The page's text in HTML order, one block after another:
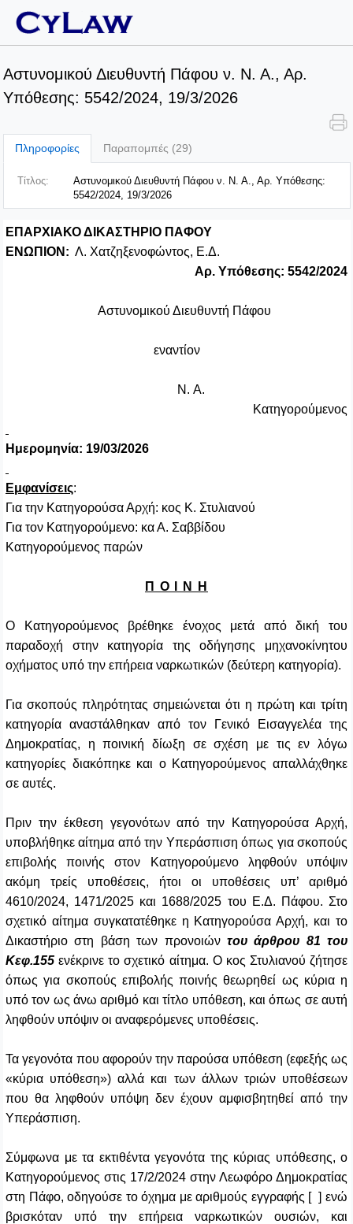
Αστυνομικού Διευθυντή Πάφου ν. Ν. Α., Αρ.
Υπόθεσης: 5542/2024, 19/3/2026
Πληροφορίες Παραπομπές (29)
Τίτλος:
Αστυνομικού Διευθυντή Πάφου ν. Ν. Α., Αρ. Υπόθεσης:
5542/2024, 19/3/2026
ΕΠΑΡΧΙΑΚΟ ΔΙΚΑΣΤΗΡΙΟ ΠΑΦΟΥ
ΕΝΩΠΙΟΝ: Λ. Χατζηξενοφώντος, Ε.Δ.
Αρ. Υπόθεσης: 5542/2024
Αστυνομικού Διευθυντή Πάφου
εναντίον
Ν . Α.
Κατηγορούμενος
Ημερομηνία: 19/03/2026
Εμφανίσεις:
Για την Κατηγορούσα Αρχή: κος Κ. Στυλιανού
Για τον Κατηγορούμενο: κα Α. Σαββίδου
Κατηγορούμενος παρών
Π Ο Ι Ν Η
Ο Κατηγορούμενος βρέθηκε ένοχος μετά από δική του
παραδοχή στην κατηγορία της οδήγησης μηχανοκίνητου
οχήματος υπό την επήρεια ναρκωτικών (δεύτερη κατηγορία).
Για σκοπούς πληρότητας σημειώνεται ότι η πρώτη και τρίτη
κατηγορία αναστάλθηκαν από τον Γενικό Εισαγγελέα της
Δημοκρατίας, η ποινική δίωξη σε σχέση με τις εν λόγω
κατηγορίες διακόπηκε και ο Κατηγορούμενος απαλλάχθηκε
σε αυτές.
Πριν την έκθεση γεγονότων από την Κατηγορούσα Αρχή,
υποβλήθηκε αίτημα από την Υπεράσπιση όπως για σκοπούς
επιβολής ποινής στον Κατηγορούμενο ληφθούν υπόψιν
ακόμη τρείς υποθέσεις, ήτοι οι υποθέσεις υπ’ αριθμό
4610/2024, 1471/2025 και 1688/2025 του Ε.Δ. Πάφου. Στο
σχετικό αίτημα συγκατατέθηκε η Κατηγορούσα Αρχή, και το
Δικαστήριο στη βάση των προνοιών του άρθρου 81 του
Κεφ.155 ενέκρινε το σχετικό αίτημα. Ο κος Στυλιανού ζήτησε
όπως για σκοπούς επιβολής ποινής θεωρηθεί ως κύρια η
υπό τον ως άνω αριθμό και τίτλο υπόθεση, και όπως σε αυτή
ληφθούν υπόψιν οι αναφερόμενες υποθέσεις.
Τα γεγονότα που αφορούν την παρούσα υπόθεση (εφεξής ως
«κύρια υπόθεση») αλλά και των άλλων τριών υποθέσεων
που θα ληφθούν υπόψη δεν έχουν αμφισβητηθεί από την
Υπεράσπιση.
Σύμφωνα με τα εκτιθέντα γεγονότα της κύριας υπόθεσης, ο
Κατηγορούμενος στις 17/2/2024 στην Λεωφόρο Δημοκρατίας
στη Πάφο, οδηγούσε το όχημα με αριθμούς εγγραφής [ ] ενώ
βρισκόταν υπό την επήρεια ναρκωτικών ουσιών, και